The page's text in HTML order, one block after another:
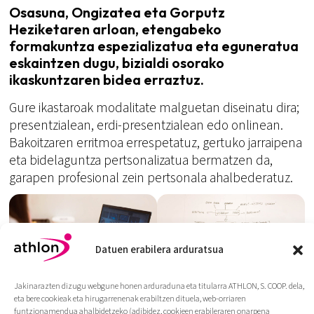
Datuen erabilera arduratsua
Jakinarazten dizugu webgune honen arduraduna eta titularra ATHLON, S. COOP. dela,
eta bere cookieak eta hirugarrenenak erabiltzen dituela, web-orriaren
funtzionamendua ahalbidetzeko (adibidez, cookieen erabileraren onarpena
Osasuna, Ongizatea eta Gorputz
Heziketaren arloan, etengabeko
formakuntza espezializatua eta eguneratua
eskaintzen dugu, bizialdi osorako
ikaskuntzaren bidea erraztuz.
Gure ikastaroak modalitate malguetan diseinatu dira;
presentzialean, erdi-presentzialean edo onlinean.
Bakoitzaren erritmoa errespetatuz, gertuko jarraipena
eta bidelaguntza pertsonalizatua bermatzen da,
garapen profesional zein pertsonala ahalbederatuz.